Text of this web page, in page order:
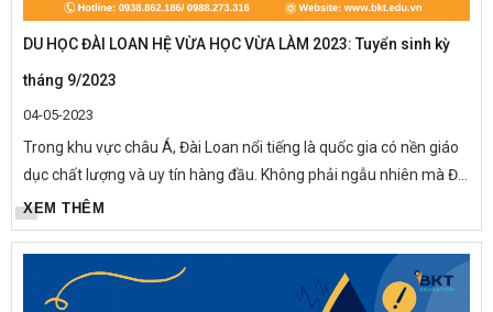
DU HỌC ĐÀI LOAN HỆ VỪA HỌC VỪA LÀM 2023: Tuyển sinh kỳ
tháng 9/2023
04-05-2023
Trong khu vực châu Á, Đài Loan nổi tiếng là quốc gia có nền giáo
dục chất lượng và uy tín hàng đầu. Không phải ngẫu nhiên mà Đài
Loan có đến 5 trường đại học nằm trong Top 100 trường tốt
nhất...
XEM THÊM